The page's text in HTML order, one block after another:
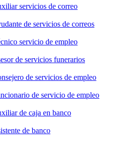
servicios de correo
de servicios de correos
servicio de empleo
de servicios funerarios
de servicios de empleo
de servicio de empleo
de caja en banco
de banco